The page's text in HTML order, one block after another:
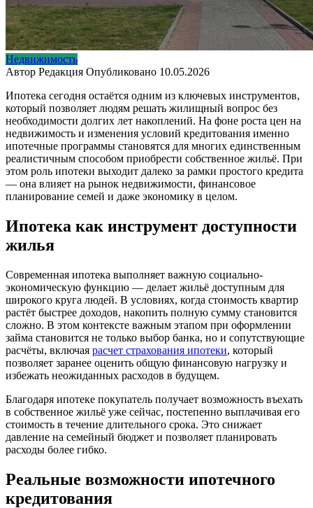
Недвижимость
Автор Редакция Опубликовано 10.05.2026
Ипотека сегодня остаётся одним из ключевых инструментов,
который позволяет людям решать жилищный вопрос без
необходимости долгих лет накоплений. На фоне роста цен на
недвижимость и изменения условий кредитования именно
ипотечные программы становятся для многих единственным
реалистичным способом приобрести собственное жильё. При
этом роль ипотеки выходит далеко за рамки простого кредита
— она влияет на рынок недвижимости, финансовое
планирование семей и даже экономику в целом.
Ипотека как инструмент доступности
жилья
Современная ипотека выполняет важную социально-
экономическую функцию — делает жильё доступным для
широкого круга людей. В условиях, когда стоимость квартир
растёт быстрее доходов, накопить полную сумму становится
сложно. В этом контексте важным этапом при оформлении
займа становится не только выбор банка, но и сопутствующие
расчёты, включая расчет страхования ипотеки, который
позволяет заранее оценить общую финансовую нагрузку и
избежать неожиданных расходов в будущем.
Благодаря ипотеке покупатель получает возможность въехать
в собственное жильё уже сейчас, постепенно выплачивая его
стоимость в течение длительного срока. Это снижает
давление на семейный бюджет и позволяет планировать
расходы более гибко.
Реальные возможности ипотечного
кредитования